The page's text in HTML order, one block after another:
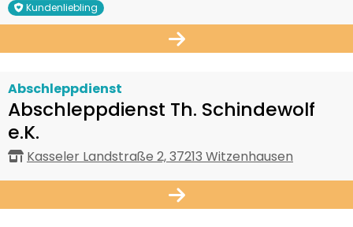
Kundenliebling
Abschleppdienst
Abschleppdienst Th. Schindewolf
e.K.
Kasseler Landstraße 2, 37213 Witzenhausen